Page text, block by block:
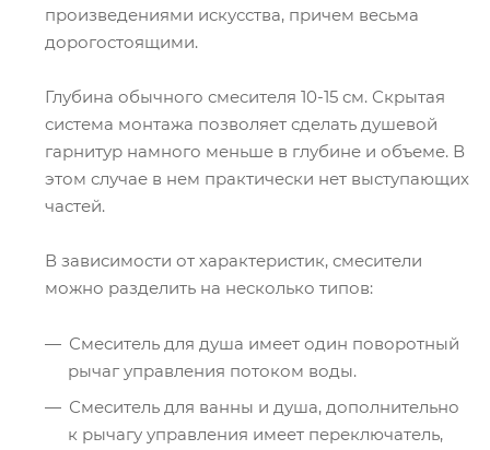
произведениями искусства, причем весьма
дорогостоящими.
Глубина обычного смесителя 10-15 см. Скрытая
система монтажа позволяет сделать душевой
гарнитур намного меньше в глубине и объеме. В
этом случае в нем практически нет выступающих
частей.
В зависимости от характеристик, смесители
можно разделить на несколько типов:
Смеситель для душа имеет один поворотный
рычаг управления потоком воды.
Смеситель для ванны и душа, дополнительно
к рычагу управления имеет переключатель,